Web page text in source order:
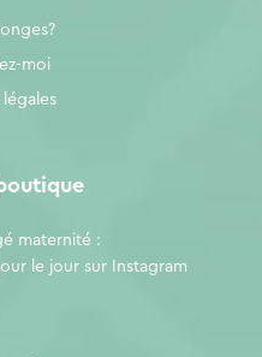
moi
légales
maternité :
le jour sur
Instagram